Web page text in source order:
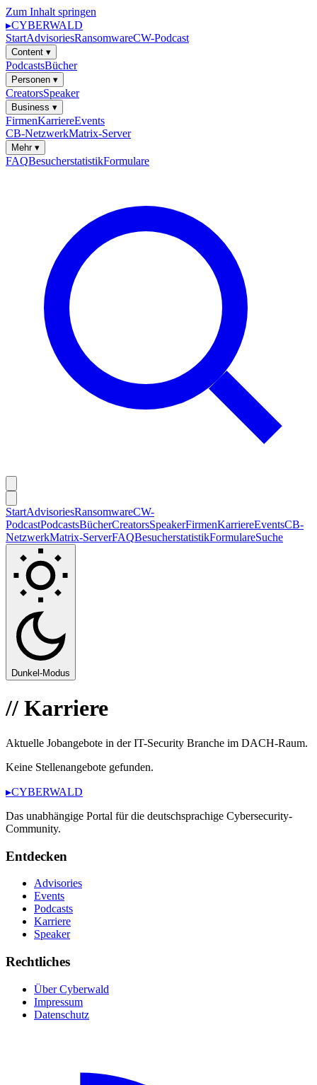
Zum Inhalt springen
▸CYBERWALD
StartAdvisoriesRansomwareCW-Podcast
Content ▾
PodcastsBücher
Personen ▾
CreatorsSpeaker
Business ▾
FirmenKarriereEvents
CB-NetzwerkMatrix-Server
Mehr ▾
FAQBesucherstatistikFormulare
StartAdvisoriesRansomwareCW-
PodcastPodcastsBücherCreatorsSpeakerFirmenKarriereEventsCB-
NetzwerkMatrix-ServerFAQBesucherstatistikFormulareSuche
Dunkel-Modus
// Karriere
Aktuelle Jobangebote in der IT-Security Branche im DACH-Raum.
Keine Stellenangebote gefunden.
▸CYBERWALD
Das unabhängige Portal für die deutschsprachige Cybersecurity-
Community.
Entdecken
Advisories
Events
Podcasts
Karriere
Speaker
Rechtliches
Über Cyberwald
Impressum
Datenschutz